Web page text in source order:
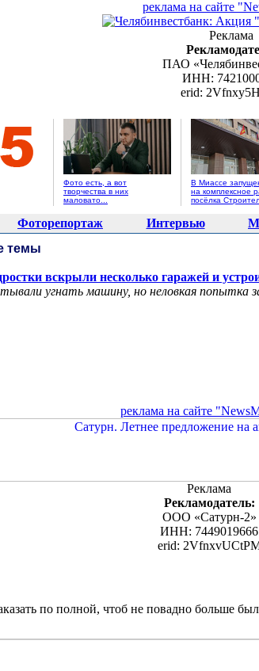
реклама на сайте
Реклама
ПАО
ИНН:
erid:
Фото есть, а вот
творчества в них
маловато...
В Миассе
на комплексное
посёлка
Фоторепортаж Интервью
темы
вскрыли несколько гаражей и
угнать машину, но неловкая попытка
реклама на сайте
Реклама
Рекламодатель:
ООО «Сатурн-2»
ИНН: 7449019666
erid:
по полной, чтоб не повадно больше